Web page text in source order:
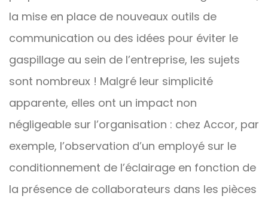
la mise en place de nouveaux outils de
communication ou des idées pour éviter le
gaspillage au sein de l’entreprise, les sujets
sont nombreux ! Malgré leur simplicité
apparente, elles ont un impact non
négligeable sur l’organisation : chez Accor, par
exemple, l’observation d’un employé sur le
conditionnement de l’éclairage en fonction de
la présence de collaborateurs dans les pièces